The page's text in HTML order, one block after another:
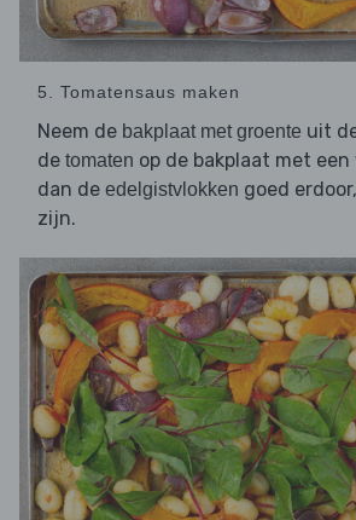
5. Tomatensaus maken
Neem de bakplaat met groente uit
de tomaten op de bakplaat met
dan de edelgistvlokken goed
zijn.